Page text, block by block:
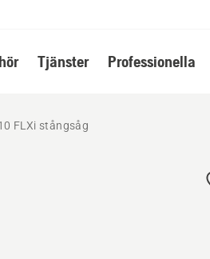
Tjänster Professionella
FLXi stångsåg